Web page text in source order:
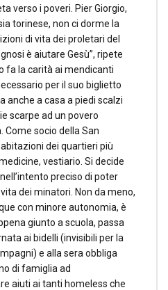
verso i poveri. Pier Giorgio,
torinese, non ci dorme la
di vita dei proletari del
è aiutare Gesù”, ripete
fa la carità ai mendicanti
per il suo biglietto
anche a casa a piedi scalzi
scarpe ad un povero
Come socio della San
dei quartieri più
vestiario. Si decide
preciso di poter
dei minatori. Non da meno,
con minore autonomia, è
giunto a scuola, passa
ai bidelli (invisibili per la
e alla sera obbliga
di famiglia ad
aiuti ai tanti homeless che